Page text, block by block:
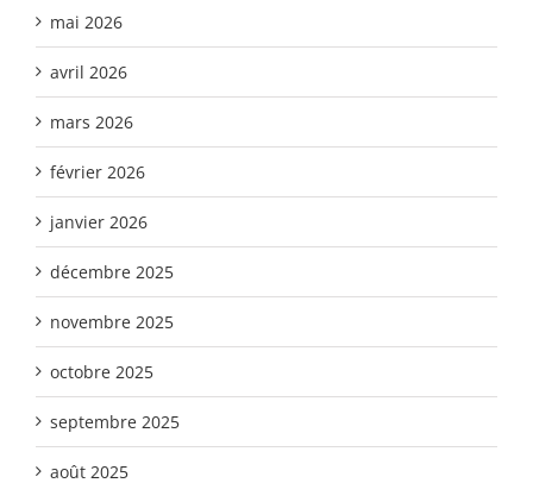
mai 2026
avril 2026
mars 2026
février 2026
janvier 2026
décembre 2025
novembre 2025
octobre 2025
septembre 2025
août 2025